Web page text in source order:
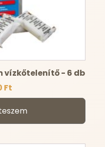
vízkőtelenítő - 6 db
Ft